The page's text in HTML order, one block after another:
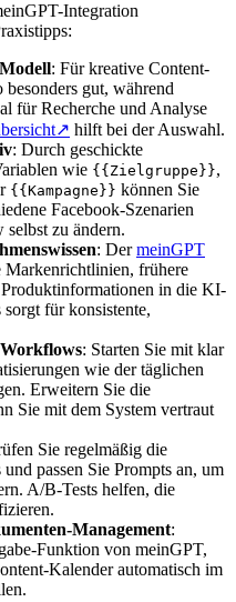
Integration
: Für kreative Content-
gut, während
für Recherche und Analyse
↗ hilft bei der Auswahl.
: Durch geschickte
wie {{Zielgruppe}},
{{Kampagne}} können Sie
Facebook-Szenarien
selbst zu ändern.
: DermeinGPT
Markenrichtlinien, frühere
in die KI-
für konsistente,
: Starten Sie mit klar
wie der täglichen
Erweitern Sie die
Sie mit dem System vertraut
Sie regelmäßig die
passen Sie Prompts an, um
A/B-Tests helfen, die
Management:
Funktion von meinGPT,
Kalender automatisch im